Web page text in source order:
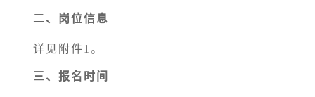
二、岗位信息
详见附件1。
三、报名时间